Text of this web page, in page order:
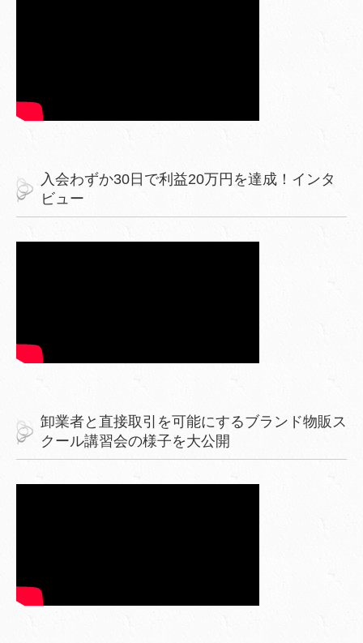
入会わずか30日で利益20万円を達成！インタ
ビュー
卸業者と直接取引を可能にするブランド物販ス
クール講習会の様子を大公開